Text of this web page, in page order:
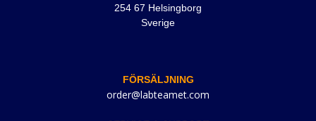
254 67 Helsingborg
Sverige
FÖRSÄLJNING
order@labteamet.com